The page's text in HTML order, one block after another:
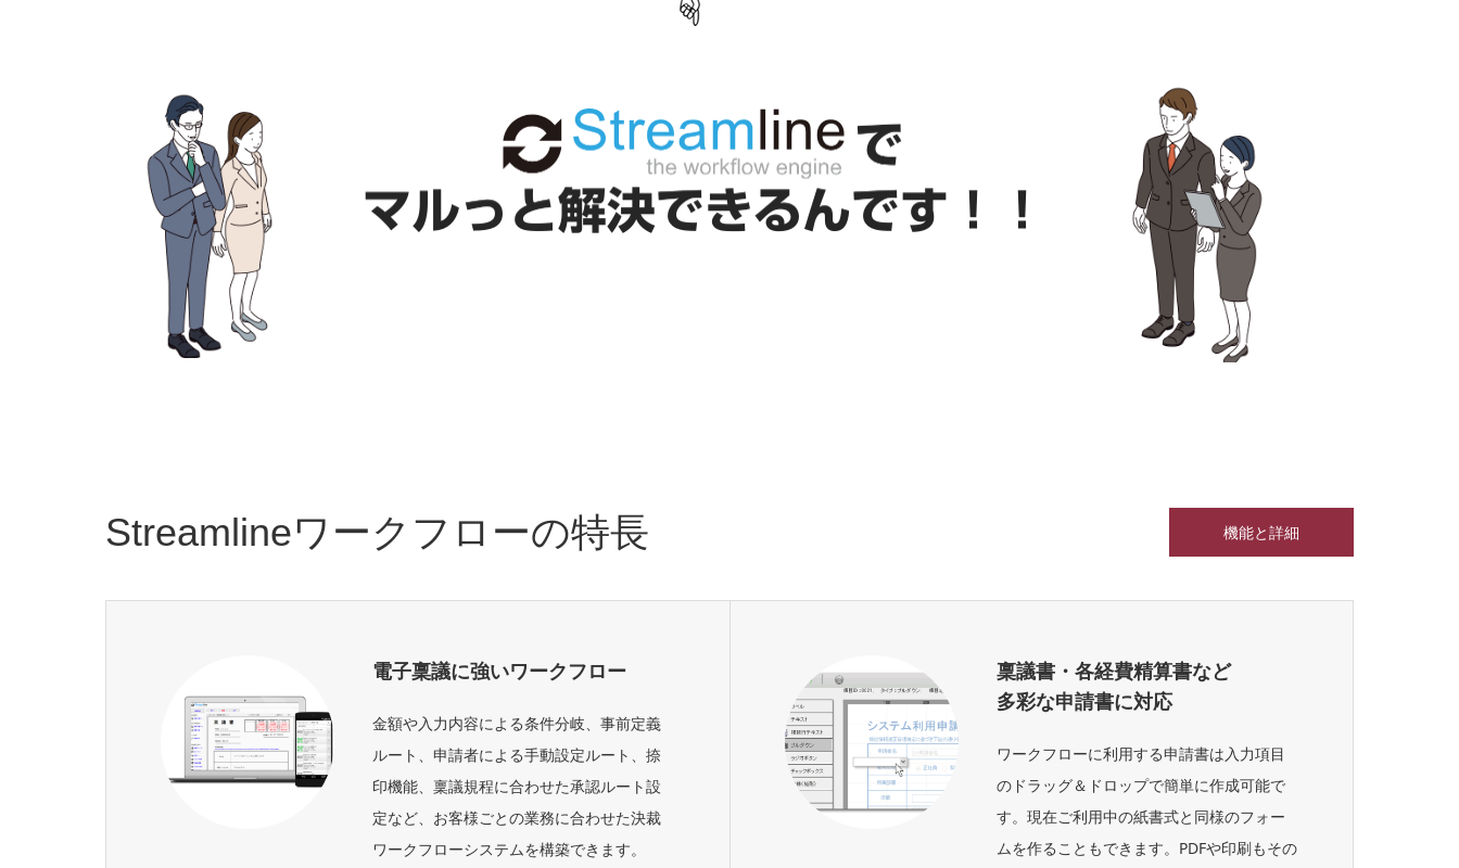
Streamlineワークフローの特長 機能と詳細
電子稟議に強いワークフロー
金額や入力内容による条件分岐、事前定義
ルート、申請者による手動設定ルート、捺
印機能、稟議規程に合わせた承認ルート設
定など、お客様ごとの業務に合わせた決裁
ワークフローシステムを構築できます。
稟議書・各経費精算書など
多彩な申請書に対応
ワークフローに利用する申請書は入力項目
のドラッグ＆ドロップで簡単に作成可能で
す。現在ご利用中の紙書式と同様のフォー
ムを作ることもできます。PDFや印刷もその